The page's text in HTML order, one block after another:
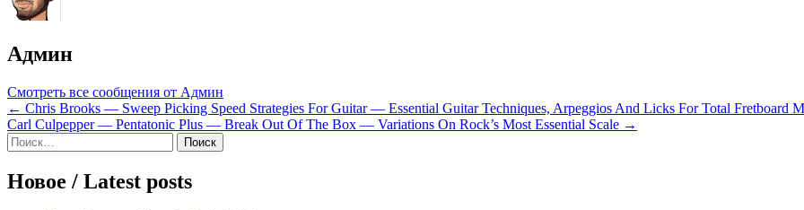
Админ
Смотреть все сообщения от Админ
Навигация
по
записям
← Chris Brooks — Sweep Picking Speed Strategies For Guitar — Essential Guitar Techniques, Arpeggios And Licks For Total Fretboard
Carl Culpepper — Pentatonic Plus — Break Out Of The Box — Variations On Rock’s Most Essential Scale →
Sidebar
Найти:
Новое / Latest posts